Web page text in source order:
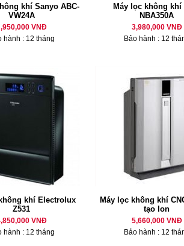
khí Sanyo ABC-
VW24A
VNĐ
hành : 12 tháng
Máy lọc không khí
NBA350A
3,980,000 VNĐ
Bảo hành : 12
khí Electrolux
Z531
VNĐ
hành : 12 tháng
Máy lọc không khí
tạo Ion
5,660,000 VNĐ
Bảo hành : 12